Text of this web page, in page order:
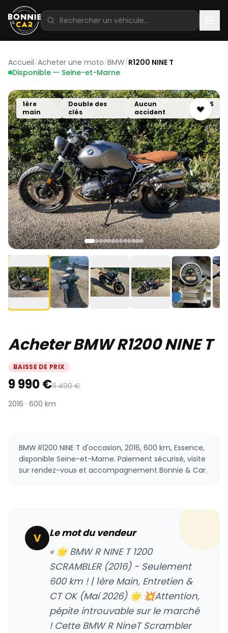
Accueil/Acheter une moto/BMW/R1200 NINE T
Disponible — Seine-et-Marne
1ère
main
Double des
clés
Aucun
accident
ABS
Acheter BMW R1200 NINE T
BAISSE DE PRIX
9 990 €11 490 €
2016 · 600 km
BMW R1200 NINE T d'occasion, 2016, 600 km, Essence,
disponible Seine-et-Marne. Paiement sécurisé, visite
sur rendez-vous et accompagnement Bonnie & Car.
V
Le mot du vendeur
« 🌟 BMW R NINE T 1200
SCRAMBLER (2016) - Seulement
600 km ! | 1ère Main, Entretien &
CT OK (Mai 2026) 🌟 💥Attention,
pépite introuvable sur le marché
! Cette BMW R NineT Scrambler